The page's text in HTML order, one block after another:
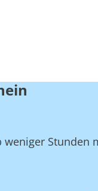
Stunden